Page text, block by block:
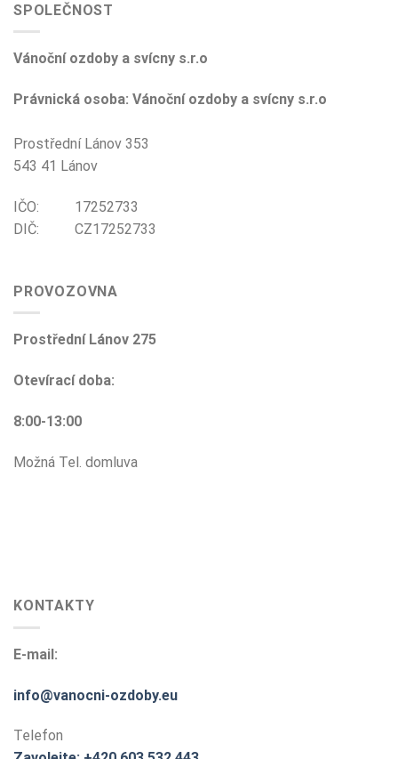
SPOLEČNOST
Vánoční ozdoby a svícny s.r.o
Právnická osoba: Vánoční ozdoby a svícny s.r.o
Prostřední Lánov 353
543 41 Lánov
IČO: 17252733
DIČ: CZ17252733
PROVOZOVNA
Prostřední Lánov 275
Otevírací doba:
8:00-13:00
Možná Tel. domluva
KONTAKTY
E-mail:
info@vanocni-ozdoby.eu
Telefon